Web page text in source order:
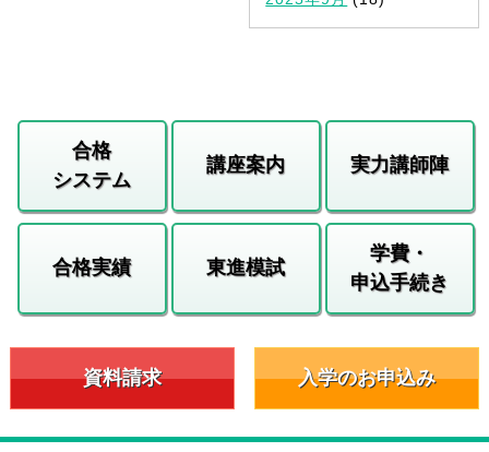
合格
システム
講座案内 実力講師陣
合格実績 東進模試
学費・
申込手続き
資料請求 入学のお申込み